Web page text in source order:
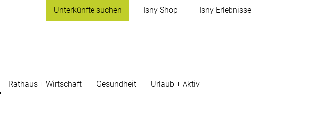
Unterkünfte suchen Isny Shop Isny Erlebnisse
Rathaus + Wirtschaft Gesundheit Urlaub + Aktiv